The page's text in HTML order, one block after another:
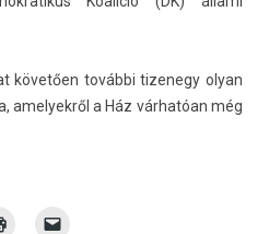
követően további tizenegy olyan
amelyek­ről a Ház várhatóan még